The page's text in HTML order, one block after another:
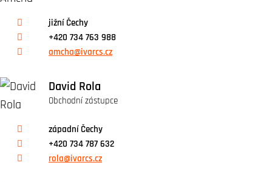
jižní Čechy
+420 734 763 988
amcha@ivarcs.cz
David Rola
Obchodní zástupce
západní Čechy
+420 734 787 632
rola@ivarcs.cz